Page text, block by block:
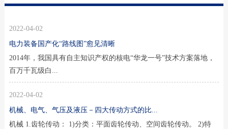
2022-04-02
电力装备国产化“路线图”愈见清晰
2014年，我国具有自主知识产权的核电“华龙一号”技术方案落地，
百万千瓦级白...
2022-04-02
机械、电气、气压及液压－四大传动方式的比...
机械 1.齿轮传动： 1)分类：平面齿轮传动、空间齿轮传动。 2)特